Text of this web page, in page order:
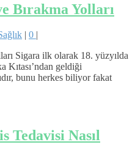
Bırakma Yolları
0
Sigara ilk olarak 18. yüzyılda
Kıtası’ndan geldiği
bunu herkes biliyor fakat
Tedavisi Nasıl